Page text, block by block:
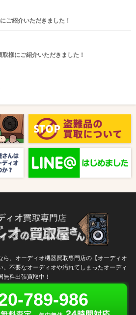
ご紹介いただきました！
取様にご紹介いただきました！
】
ら、オーディオ機器買取専門店の【オーディオ
。不要なオーディオや汚れてしまったオーディ
無料出張買取中！
789-986